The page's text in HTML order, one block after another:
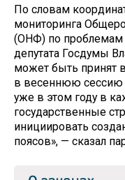
По словам
мониторинга
(ОНФ) по проблемам
депутата Госдумы
может быть принят
в весеннюю сессию
уже в этом году в
государственные
инициировать
поясов», — сказал